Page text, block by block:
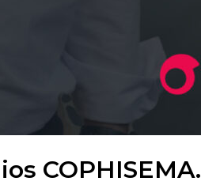
COPHISEMA.